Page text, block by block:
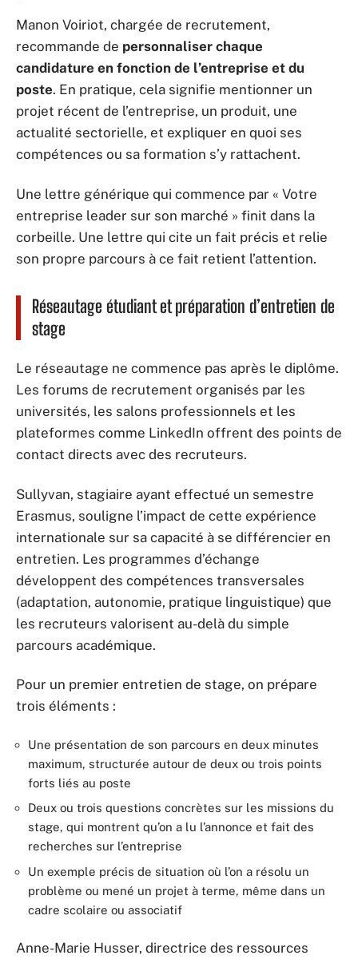
Manon Voiriot, chargée de recrutement,
recommande de personnaliser chaque
candidature en fonction de l’entreprise et du
poste. En pratique, cela signifie mentionner un
projet récent de l’entreprise, un produit, une
actualité sectorielle, et expliquer en quoi ses
compétences ou sa formation s’y rattachent.
Une lettre générique qui commence par « Votre
entreprise leader sur son marché » finit dans la
corbeille. Une lettre qui cite un fait précis et relie
son propre parcours à ce fait retient l’attention.
Réseautage étudiant et préparation d’entretien de
stage
Le réseautage ne commence pas après le diplôme.
Les forums de recrutement organisés par les
universités, les salons professionnels et les
plateformes comme LinkedIn offrent des points de
contact directs avec des recruteurs.
Sullyvan, stagiaire ayant effectué un semestre
Erasmus, souligne l’impact de cette expérience
internationale sur sa capacité à se différencier en
entretien. Les programmes d’échange
développent des compétences transversales
(adaptation, autonomie, pratique linguistique) que
les recruteurs valorisent au-delà du simple
parcours académique.
Pour un premier entretien de stage, on prépare
trois éléments :
Une présentation de son parcours en deux minutes
maximum, structurée autour de deux ou trois points
forts liés au poste
Deux ou trois questions concrètes sur les missions du
stage, qui montrent qu’on a lu l’annonce et fait des
recherches sur l’entreprise
Un exemple précis de situation où l’on a résolu un
problème ou mené un projet à terme, même dans un
cadre scolaire ou associatif
Anne-Marie Husser, directrice des ressources